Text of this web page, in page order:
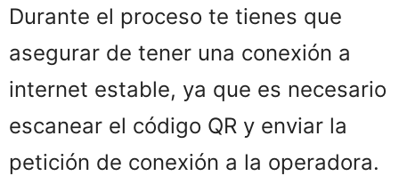
Durante el proceso te tienes que
asegurar de tener una conexión a
internet estable, ya que es necesario
escanear el código QR y enviar la
petición de conexión a la operadora.